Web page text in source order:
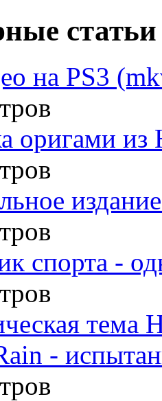
статьи
на PS3
оригами из
спорта -
тема
-